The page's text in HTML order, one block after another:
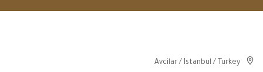
Avcilar / Istanbul / Turkey